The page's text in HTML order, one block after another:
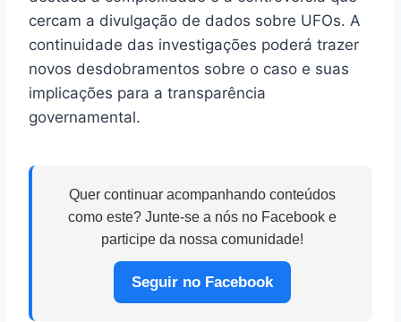
cercam a divulgação de dados sobre UFOs. A
continuidade das investigações poderá trazer
novos desdobramentos sobre o caso e suas
implicações para a transparência
governamental.
Quer continuar acompanhando conteúdos
como este? Junte-se a nós no Facebook e
participe da nossa comunidade!
Seguir no Facebook